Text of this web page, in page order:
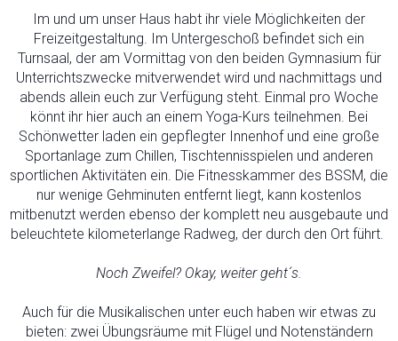
Im und um unser Haus habt ihr viele Möglichkeiten der
Freizeitgestaltung. Im Untergeschoß befindet sich ein
Turnsaal, der am Vormittag von den beiden Gymnasium für
Unterrichtszwecke mitverwendet wird und nachmittags und
abends allein euch zur Verfügung steht. Einmal pro Woche
könnt ihr hier auch an einem Yoga-Kurs teilnehmen. Bei
Schönwetter laden ein gepflegter Innenhof und eine große
Sportanlage zum Chillen, Tischtennisspielen und anderen
sportlichen Aktivitäten ein. Die Fitnesskammer des BSSM, die
nur wenige Gehminuten entfernt liegt, kann kostenlos
mitbenutzt werden ebenso der komplett neu ausgebaute und
beleuchtete kilometerlange Radweg, der durch den Ort führt.
Noch Zweifel? Okay, weiter geht´s.
Auch für die Musikalischen unter euch haben wir etwas zu
bieten: zwei Übungsräume mit Flügel und Notenständern